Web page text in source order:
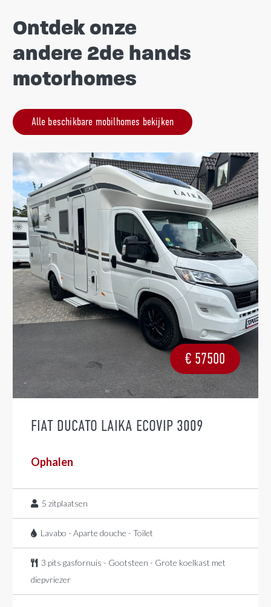
Ontdek onze
andere 2de hands
motorhomes
Alle beschikbare mobilhomes bekijken
€ 57500
FIAT DUCATO LAIKA ECOVIP 3009
Ophalen
5 zitplaatsen
Lavabo - Aparte douche - Toilet
3 pits gasfornuis - Gootsteen - Grote koelkast met
diepvriezer